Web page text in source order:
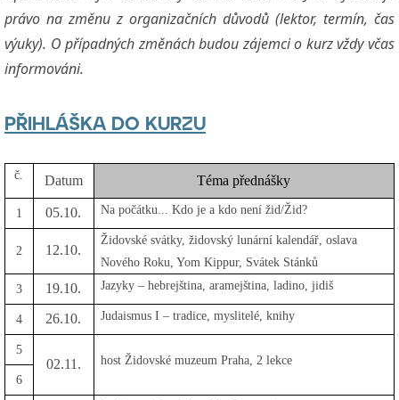
právo na změnu z organizačních důvodů (lektor, termín, čas
výuky). O případných změnách budou zájemci o kurz vždy včas
informováni.
PŘIHLÁŠKA DO KURZU
č. Datum Téma přednášky
1 05.10. Na počátku... Kdo je a kdo není žid/Žid?
2 12.10.
Židovské svátky, židovský lunární kalendář, oslava
Nového Roku, Yom Kippur, Svátek Stánků
3
19.10. Jazyky – hebrejština, aramejština, ladino, jidiš
4 26.10. Judaismus I – tradice, myslitelé, knihy
5
02.11.
host Židovské muzeum Praha, 2 lekce
6